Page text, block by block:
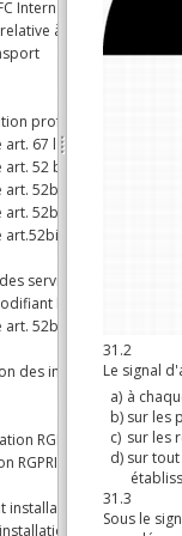
International comme
à l'AFCN
professionnelle de
67 loi AFCN
52 bis loi AFCN
52bis loi AFCN
52bis loi AFCN
loi AFCN
services nucléaires à
loi AFCN
52bis loi AFCN
des inspecteurs
RGPRI
RGPRI
installation nucléaire
nucléaire